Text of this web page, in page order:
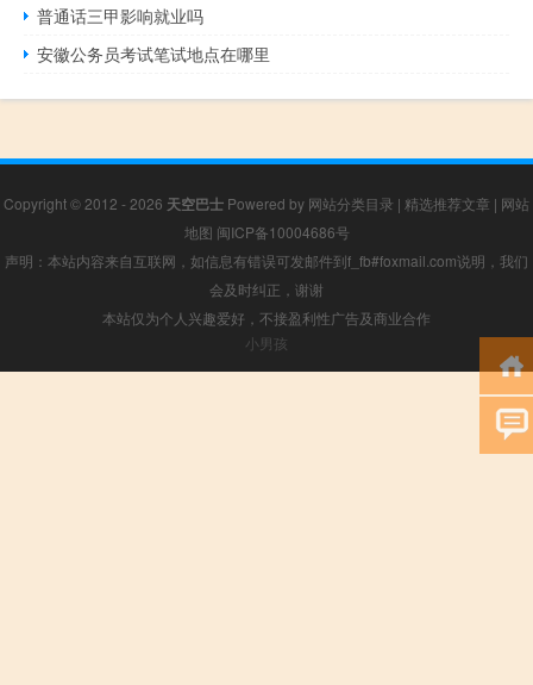
普通话三甲影响就业吗
安徽公务员考试笔试地点在哪里
Copyright © 2012 - 2026 天空巴士 Powered by 网站分类目录 | 精选推荐文章 | 网站
地图 闽ICP备10004686号
声明：本站内容来自互联网，如信息有错误可发邮件到f_fb#foxmail.com说明，我们
会及时纠正，谢谢
本站仅为个人兴趣爱好，不接盈利性广告及商业合作
小男孩